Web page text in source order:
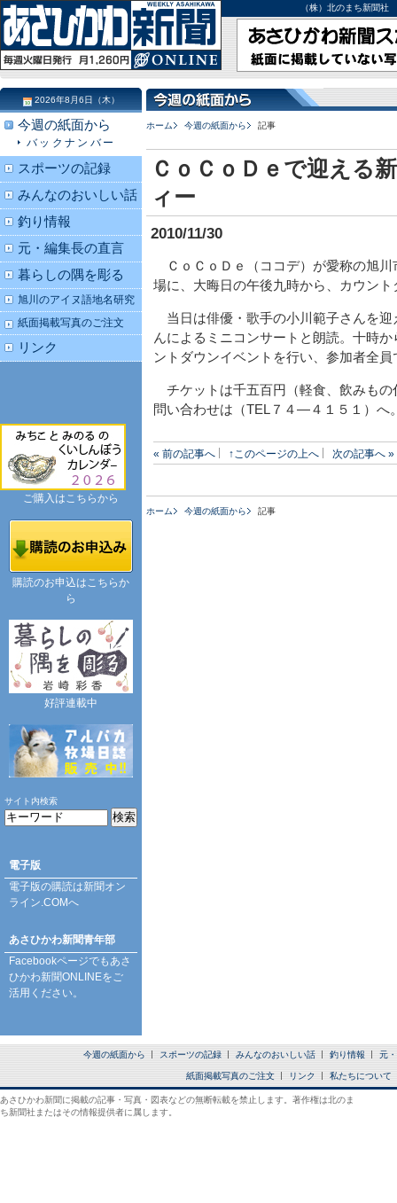
（株）北のまち新聞
ホーム 今週の紙面から 記事
ＣｏＣｏＤｅで迎える
ィー
2010/11/30
ＣｏＣｏＤｅ（ココデ）が愛称の旭川
場に、大晦日の午後九時から、カウン
当日は俳優・歌手の小川範子さんを迎
んによるミニコンサートと朗読。十時
ントダウンイベントを行い、参加者全
チケットは千五百円（軽食、飲みもの
問い合わせは（TEL７４―４１５１）へ
« 前の記事へ ↑このページの上へ 次の記事へ »
ホーム 今週の紙面から 記事
2026年8月6日（木）
今週の紙面から
バックナンバー
スポーツの記録
みんなのおいしい話
釣り情報
元・編集長の直言
暮らしの隅を彫る
旭川のアイヌ語地名研究
紙面掲載写真のご注文
リンク
ご購入はこちらから
購読のお申込はこちらか
ら
好評連載中
サイト内検索
電子版
電子版の購読は新聞オン
ライン.COMへ
あさひかわ新聞青年部
Facebookページでもあさ
ひかわ新聞ONLINEをご
活用ください。
今週の紙面から スポーツの記録 みんなのおいしい話 釣り情報 元
紙面掲載写真のご注文 リンク 私たちについて
あさひかわ新聞に掲載の記事・写真・図表などの無断転載を禁止します。著作権は北のま
ち新聞社またはその情報提供者に属します。